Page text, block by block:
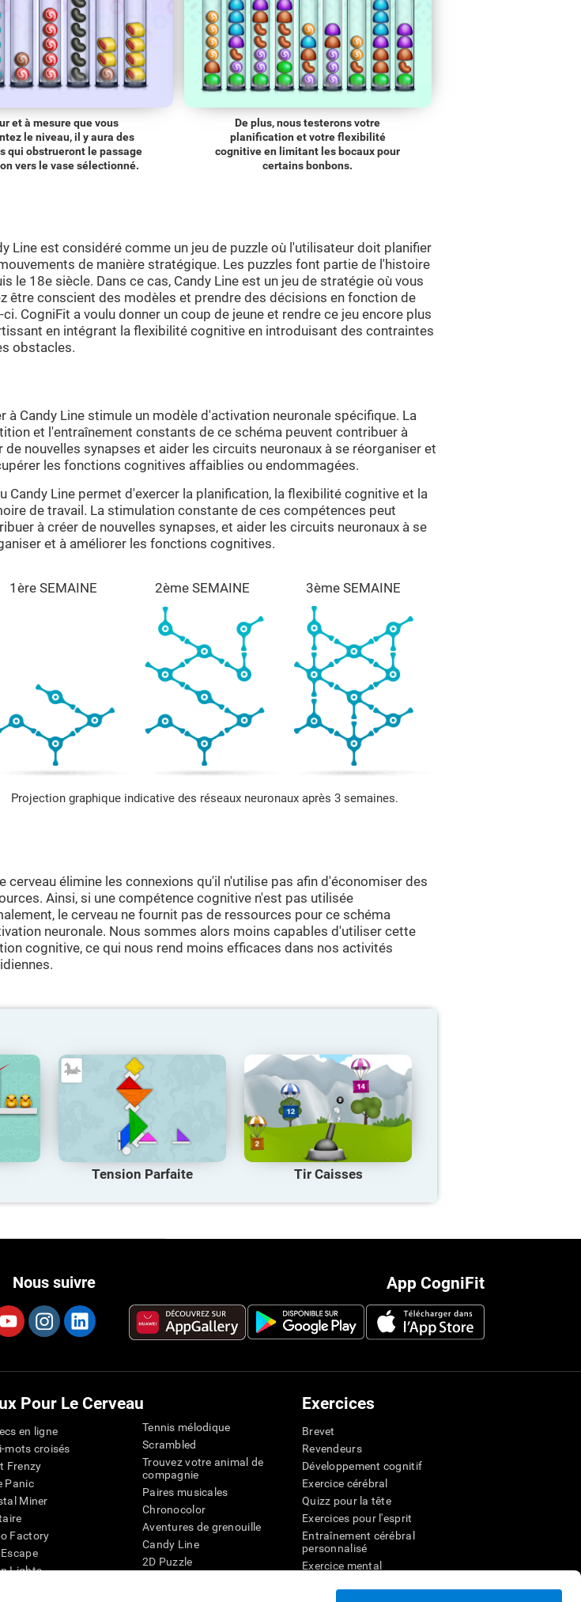
et à mesure que vous
le niveau, il y aura des
qui obstrueront le passage
vers le vase sélectionné.
De plus, nous testerons votre
planification et votre flexibilité
cognitive en limitant les bocaux pour
certains bonbons.
Line est considéré comme un jeu de puzzle où l'utilisateur doit planifier
de manière stratégique. Les puzzles font partie de l'histoire
le 18e siècle. Dans ce cas, Candy Line est un jeu de stratégie où vous
être conscient des modèles et prendre des décisions en fonction de
ci. CogniFit a voulu donner un coup de jeune et rendre ce jeu encore plus
en intégrant la flexibilité cognitive en introduisant des contraintes
obstacles.
à Candy Line stimule un modèle d'activation neuronale spécifique. La
et l'entraînement constants de ce schéma peuvent contribuer à
de nouvelles synapses et aider les circuits neuronaux à se réorganiser et
les fonctions cognitives affaiblies ou endommagées.
Candy Line permet d'exercer la planification, la flexibilité cognitive et la
de travail. La stimulation constante de ces compétences peut
à créer de nouvelles synapses, et aider les circuits neuronaux à se
et à améliorer les fonctions cognitives.
1ère SEMAINE 2ème SEMAINE 3ème SEMAINE
Projection graphique indicative des réseaux neuronaux après 3 semaines.
cerveau élimine les connexions qu'il n'utilise pas afin d'économiser des
Ainsi, si une compétence cognitive n'est pas utilisée
le cerveau ne fournit pas de ressources pour ce schéma
neuronale. Nous sommes alors moins capables d'utiliser cette
cognitive, ce qui nous rend moins efficaces dans nos activités
Tension Parfaite Tir Caisses
App CogniFit
Nous suivre
Pour Le Cerveau
en ligne
mots croisés
Frenzy
Panic
Miner
Factory
Lights
Tennis mélodique
Scrambled
Trouvez votre animal de
compagnie
Paires musicales
Chronocolor
Aventures de grenouille
Candy Line
2D Puzzle
Exercices
Brevet
Revendeurs
Développement cognitif
Exercice cérébral
Quizz pour la tête
Exercices pour l'esprit
Entraînement cérébral
personnalisé
Exercice mental